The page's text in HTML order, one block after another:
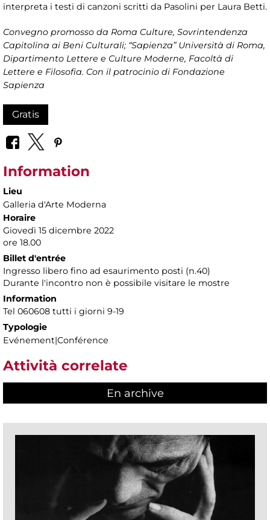
interpreta i testi di canzoni scritti da Pasolini per Laura Betti.
Convegno promosso da Roma Culture, Sovrintendenza
Capitolina ai Beni Culturali; “Sapienza” Università di Roma,
Dipartimento Lettere e Culture Moderne, Facoltà di
Lettere e Filosofia. Con il patrocinio di Fondazione
Sapienza
Gratis
Information
Lieu
Galleria d'Arte Moderna
Horaire
Giovedì 15 dicembre 2022
ore 18.00
Billet d'entrée
Ingresso libero fino ad esaurimento posti (n.40)
Durante l'incontro non è possibile visitare le mostre
Information
Tel 060608 tutti i giorni 9-19
Typologie
Evénement|Conférence
Attività correlate
En archive